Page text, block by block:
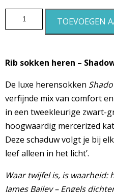
TOEVOEGEN
Rib sokken heren –
De luxe herensokken
verfijnde mix van comfort
in een tweekleurige zwart-
hoogwaardig mercerized
Deze schaduw volgt je bij
leef alleen in het licht’.
Waar twijfel is, is waarheid:
James Bailey – Engels